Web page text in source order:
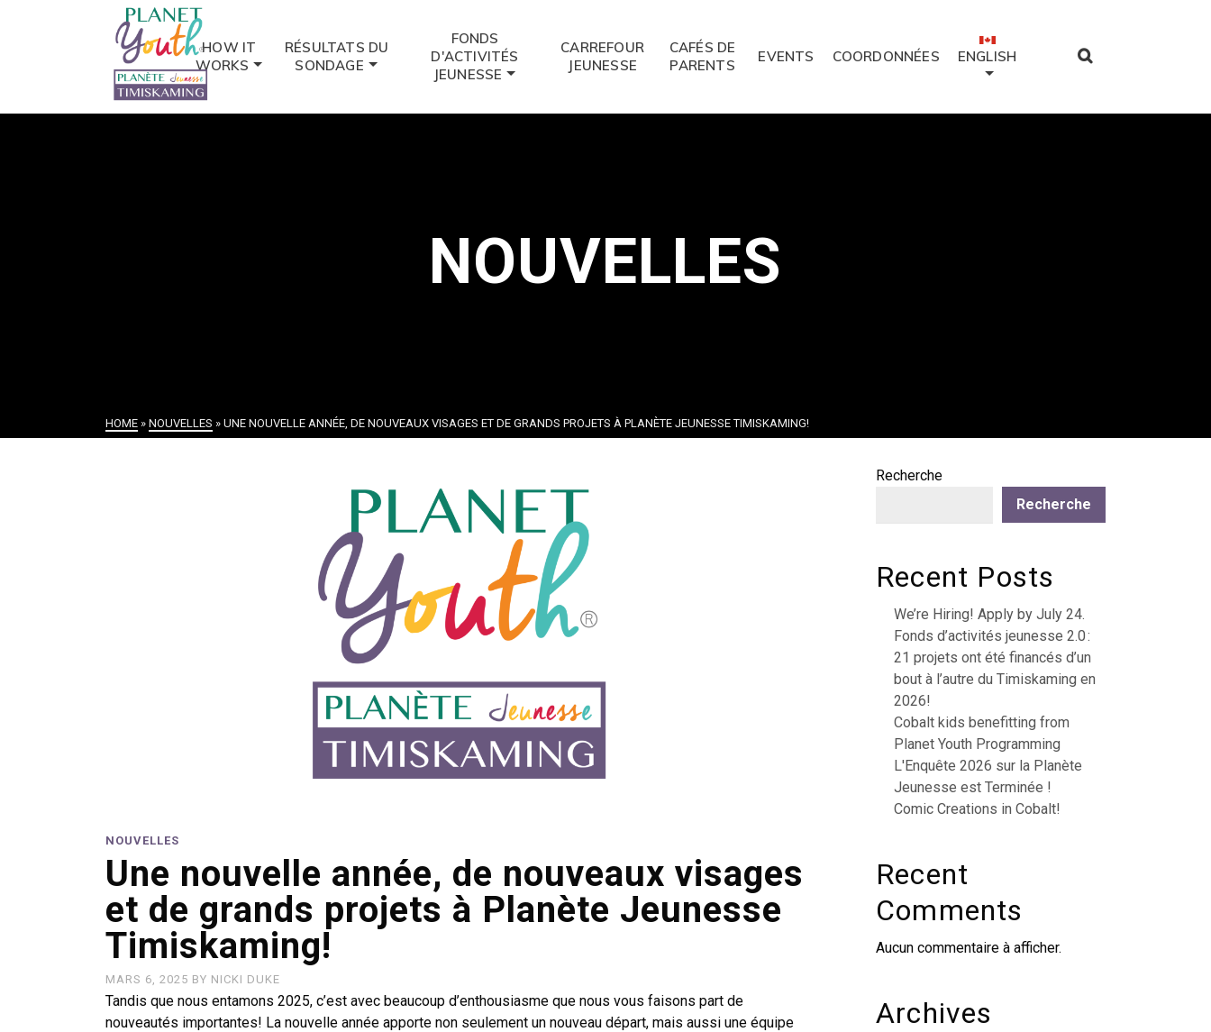
HOW IT
WORKS
RÉSULTATS DU
SONDAGE
FONDS
D'ACTIVITÉS
JEUNESSE
CARREFOUR
JEUNESSE
CAFÉS DE
PARENTS
EVENTS COORDONNÉES ENGLISH
NOUVELLES
HOME » NOUVELLES » UNE NOUVELLE ANNÉE, DE NOUVEAUX VISAGES ET DE GRANDS PROJETS À PLANÈTE JEUNESSE TIMISKAMING!
NOUVELLES
Une nouvelle année, de nouveaux visages
et de grands projets à Planète Jeunesse
Timiskaming!
MARS 6, 2025 BY NICKI DUKE
Tandis que nous entamons 2025, c’est avec beaucoup d’enthousiasme que nous vous faisons part de
nouveautés importantes! La nouvelle année apporte non seulement un nouveau départ, mais aussi une équipe
Recherche
Recherche
Recent Posts
We’re Hiring! Apply by July 24.
Fonds d’activités jeunesse 2.0 :
21 projets ont été financés d’un
bout à l’autre du Timiskaming en
2026!
Cobalt kids benefitting from
Planet Youth Programming
L'Enquête 2026 sur la Planète
Jeunesse est Terminée !
Comic Creations in Cobalt!
Recent
Comments
Aucun commentaire à afficher.
Archives